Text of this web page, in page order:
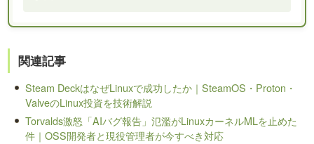
関連記事
Steam DeckはなぜLinuxで成功したか｜SteamOS・Proton・
ValveのLinux投資を技術解説
Torvalds激怒「AIバグ報告」氾濫がLinuxカーネルMLを止めた
件｜OSS開発者と現役管理者が今すべき対応